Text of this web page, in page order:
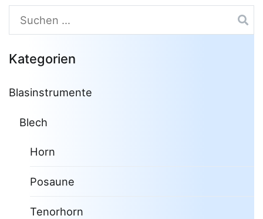
Suchen
nach:
Kategorien
Blasinstrumente
Blech
Horn
Posaune
Tenorhorn